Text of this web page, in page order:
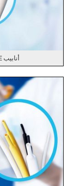
أنابيب LDPE طبية مرنة، RSFR-MT-90H-FZR